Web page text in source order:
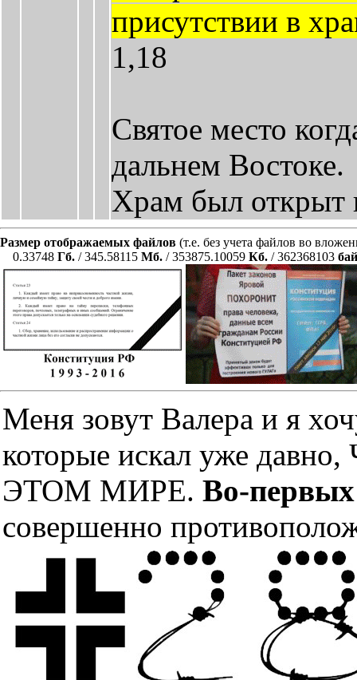
присутствии в
1,18
Святое место
дальнем Востоке.
Храм был открыт
Размер отображаемых файлов (т.е. без учета файлов во
0.33748 Гб. / 345.58115 Мб. / 353875.10059 Кб. / 362368103
Меня зовут Валера и я
которые искал уже
ЭТОМ МИРЕ. Во-первых
совершенно